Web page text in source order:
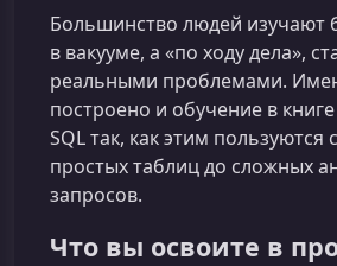
Большинство людей изучают
в вакууме, а «по ходу дела»,
реальными проблемами.
построено и обучение в
SQL так, как этим пользуются
простых таблиц до сложных
запросов.
Что вы освоите в